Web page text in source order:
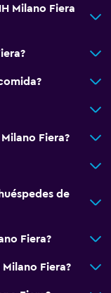
Milano Fiera
Fiera?
de
Fiera?
Fiera?